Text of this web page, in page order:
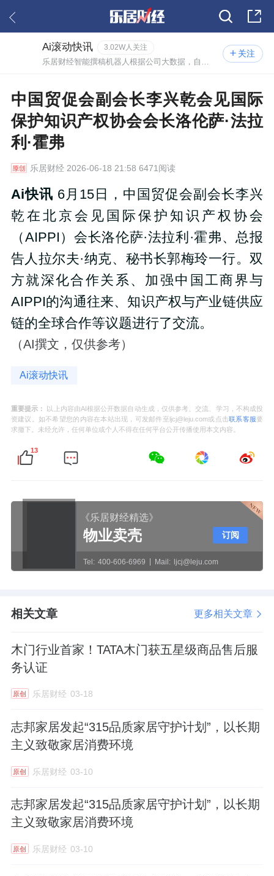
关注
Ai滚动快讯 3.02W人关注
中国贸促会副会长李兴乾会见国际
保护知识产权协会会长洛伦萨·法拉
利·霍弗
乐居财经2026-06-18 21:58 6471阅读
Ai快讯 6月15日，中国贸促会副会长李兴
乾在北京会见国际保护知识产权协会
（AIPPI）会长洛伦萨·法拉利·霍弗、总报
告人拉尔夫·纳克、秘书长郭梅玲一行。双
方就深化合作关系、加强中国工商界与
AIPPI的沟通往来、知识产权与产业链供应
链的全球合作等议题进行了交流。
（AI撰文，仅供参考）
Ai滚动快讯
重要提示：
以上内容由AI根据公开数据自动生成，仅供参考、交流、学习，不构成投
资建议。如不希望您的内容在本站出现，可发邮件至ljcj@leju.com或点击联系客服要
求撤下。未经允许，任何单位或个人不得在任何平台公开传播使用本文内容。
13
《乐居财经精选》
物业卖壳
Tel: 400-606-6969 Mail: ljcj@leju.com
订阅
相关文章 更多相关文章
木门行业首家！TATA木门获五星级商品售后服
务认证
原创 乐居财经 03-18
志邦家居发起“315品质家居守护计划”，以长期
主义致敬家居消费环境
原创 乐居财经 03-10
志邦家居发起“315品质家居守护计划”，以长期
主义致敬家居消费环境
原创 乐居财经 03-10